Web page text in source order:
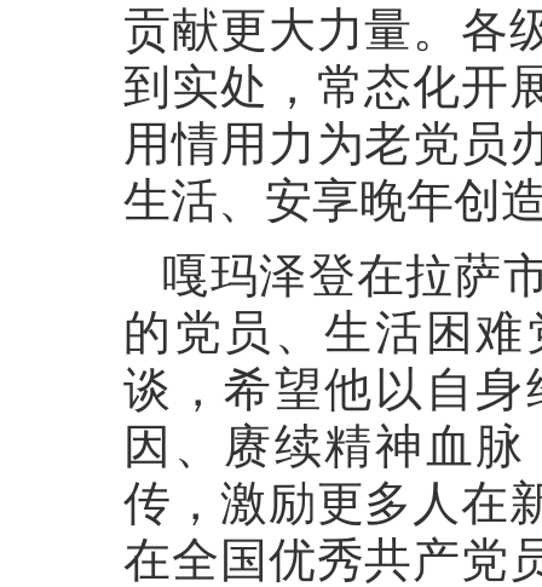
贡献更大力量。各
到实处，常态化开
用情用力为老党员
生活、安享晚年创
嘎玛泽登在拉萨
的党员、生活困
谈，希望他以自
因、赓续精神血
传，激励更多人在
在全国优秀共产党